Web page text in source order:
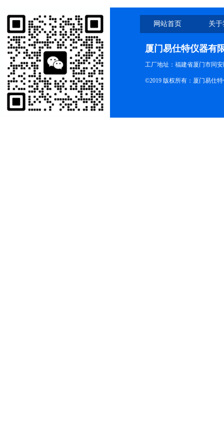
网站首页 关
厦门易仕特仪器有
工厂地址：福建省厦门市同
©2019 版权所有：厦门易仕